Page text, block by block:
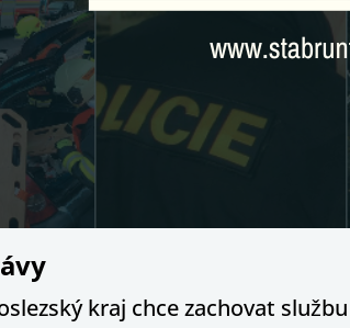
kraj chce zachovat